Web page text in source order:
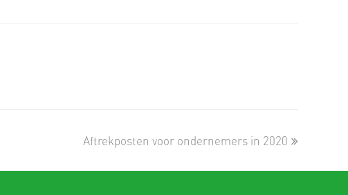
next
Aftrekposten voor ondernemers in 2020